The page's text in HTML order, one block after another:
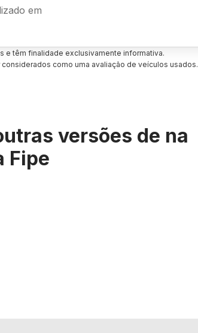
em
e têm finalidade exclusivamente informativa.
como uma avaliação de veículos usados.
versões de na
Fipe